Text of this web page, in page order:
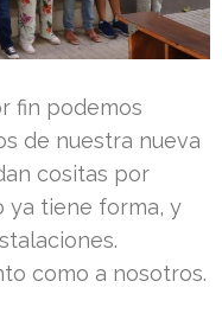
fin podemos
de nuestra nueva
cositas por
ya tiene forma, y
como a nosotros.